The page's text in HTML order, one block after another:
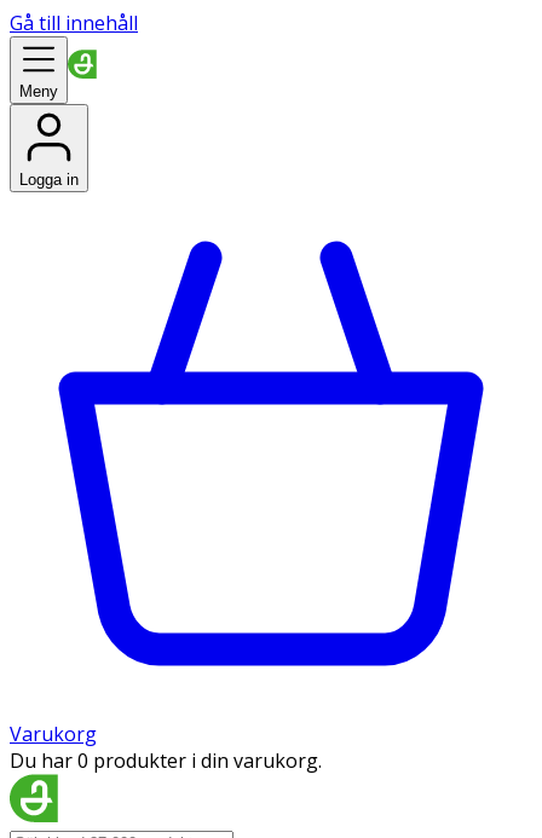
Gå till innehåll
Meny
Logga in
Varukorg
Du har 0 produkter i din varukorg.